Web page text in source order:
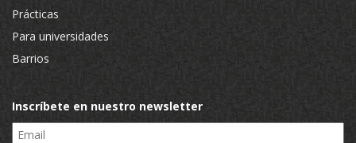
Prácticas
Para universidades
Barrios
Inscríbete en nuestro newsletter
Email